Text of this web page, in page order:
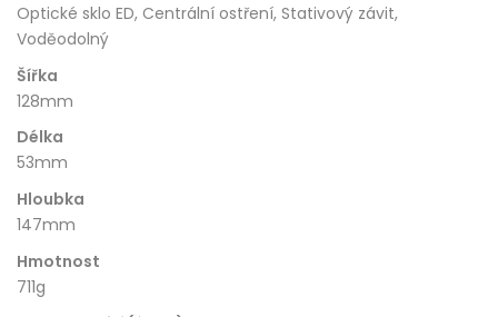
Optické sklo ED, Centrální ostření, Stativový závit,
Voděodolný
Šířka
128mm
Délka
53mm
Hloubka
147mm
Hmotnost
711g